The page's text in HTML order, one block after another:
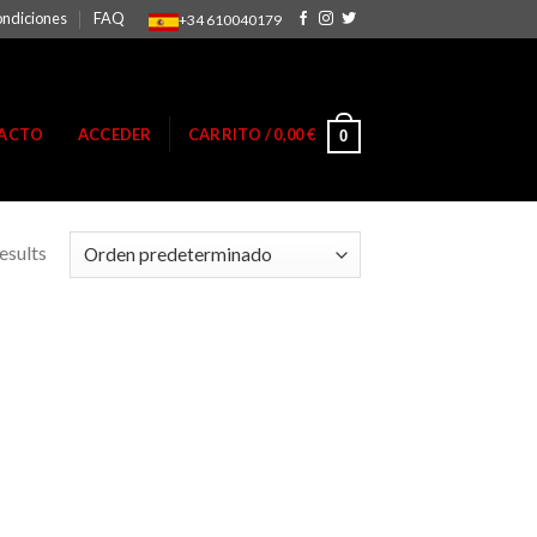
FAQ +34 610040179
ACCEDER CARRITO /0,00€ 0